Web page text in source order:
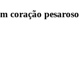
coração pesaroso